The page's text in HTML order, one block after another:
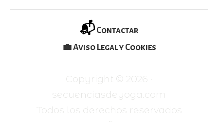
📬Contactar
💼 Aviso Legal y Cookies
Copyright © 2026
secuenciasdeyoga.com
Todos los derechos reservados